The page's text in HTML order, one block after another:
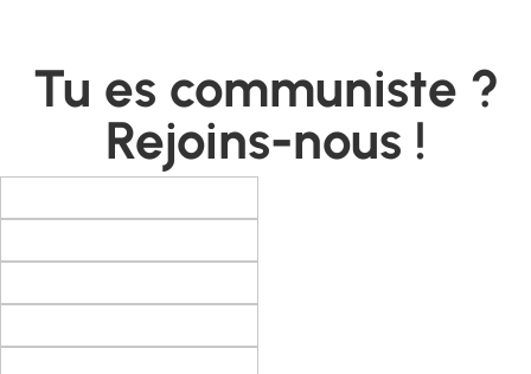
Tu es communiste ?
Rejoins-nous !